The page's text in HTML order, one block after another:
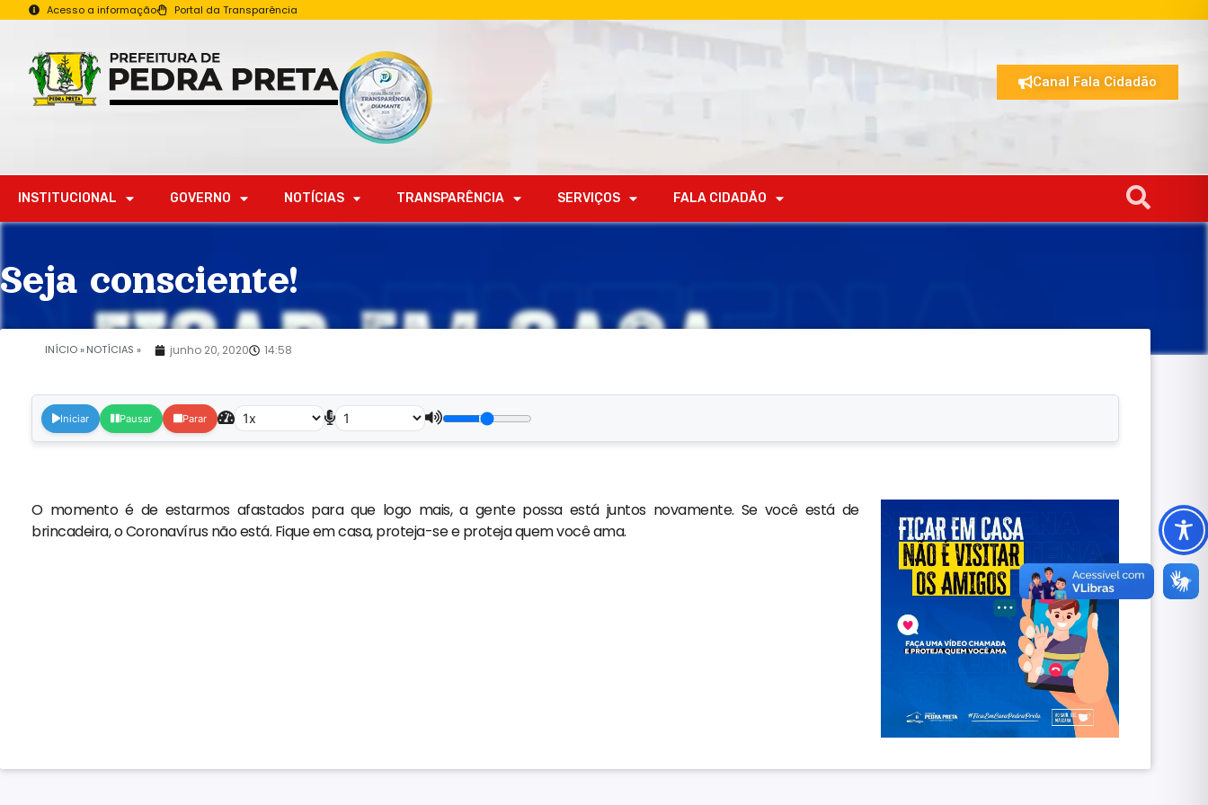
Acesso a informação Portal da Transparência
Canal Fala Cidadão
INSTITUCIONAL GOVERNO NOTÍCIAS TRANSPARÊNCIA SERVIÇOS FALA CIDADÃO
Seja consciente!
junho 20, 2020 14:58
INÍCIO »NOTÍCIAS »
Iniciar Pausar Parar
O momento é de estarmos afastados para que logo mais, a gente possa está juntos novamente. Se você está de
brincadeira, o Coronavírus não está. Fique em casa, proteja-se e proteja quem você ama.